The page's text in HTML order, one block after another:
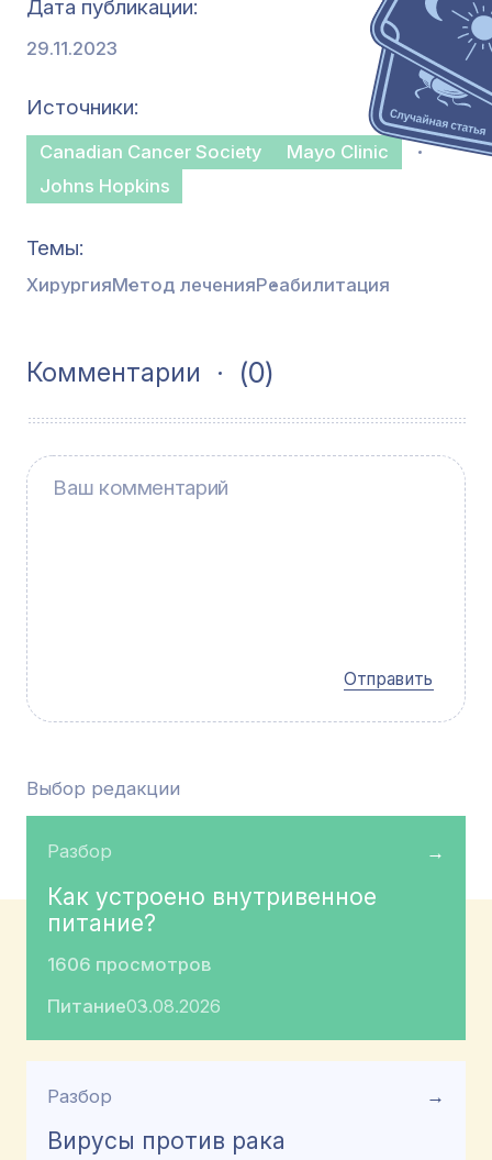
Дата публикации
29.11.2023
Источники
Canadian Cancer Society
Mayo Clinic
Johns Hopkins
Темы
ХирургияМетод леченияРеабилитация
Комментарии (0)
Отправить
Выбор редакции
Разбор →
Как устроено внутривенное
питание?
1606 просмотров
Питание03.08.2026
Разбор →
Вирусы против рака